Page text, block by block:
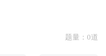
题量：0道